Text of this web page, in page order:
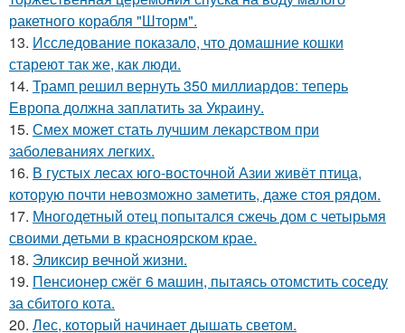
ракетного корабля "Шторм".
13. Исследование показало, что домашние кошки
стареют так же, как люди.
14. Трамп решил вернуть 350 миллиардов: теперь
Европа должна заплатить за Украину.
15. Смех может стать лучшим лекарством при
заболеваниях легких.
16. В густых лесах юго-восточной Азии живёт птица,
которую почти невозможно заметить, даже стоя рядом.
17. Многодетный отец попытался сжечь дом с четырьмя
своими детьми в красноярском крае.
18. Эликсир вечной жизни.
19. Пенсионер сжёг 6 машин, пытаясь отомстить соседу
за сбитого кота.
20. Лес, который начинает дышать светом.